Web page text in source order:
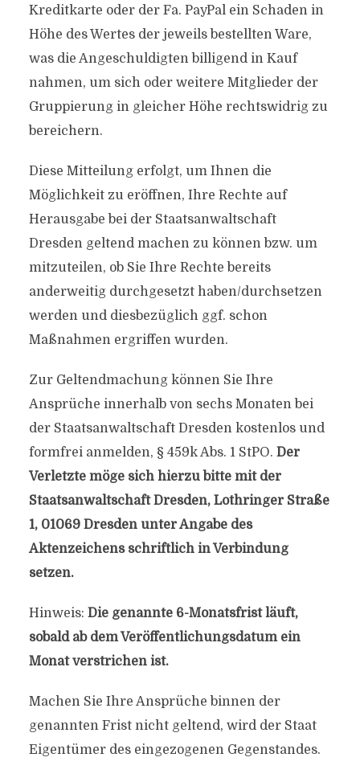
Kreditkarte oder der Fa. PayPal ein Schaden in
Höhe des Wertes der jeweils bestellten Ware,
was die Angeschuldigten billigend in Kauf
nahmen, um sich oder weitere Mitglieder der
Gruppierung in gleicher Höhe rechtswidrig zu
bereichern.
Diese Mitteilung erfolgt, um Ihnen die
Möglichkeit zu eröffnen, Ihre Rechte auf
Herausgabe bei der Staatsanwaltschaft
Dresden geltend machen zu können bzw. um
mitzuteilen, ob Sie Ihre Rechte bereits
anderweitig durchgesetzt haben/durchsetzen
werden und diesbezüglich ggf. schon
Maßnahmen ergriffen wurden.
Zur Geltendmachung können Sie Ihre
Ansprüche innerhalb von sechs Monaten bei
der Staatsanwaltschaft Dresden kostenlos und
formfrei anmelden, § 459k Abs. 1 StPO. Der
Verletzte möge sich hierzu bitte mit der
Staatsanwaltschaft Dresden, Lothringer Straße
1, 01069 Dresden unter Angabe des
Aktenzeichens schriftlich in Verbindung
setzen.
Hinweis: Die genannte 6-Monatsfrist läuft,
sobald ab dem Veröffentlichungsdatum ein
Monat verstrichen ist.
Machen Sie Ihre Ansprüche binnen der
genannten Frist nicht geltend, wird der Staat
Eigentümer des eingezogenen Gegenstandes.